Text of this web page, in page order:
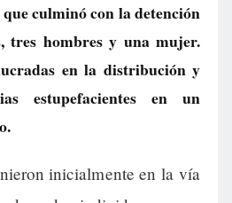
culminó con la detención
tres hombres y una mujer.
en la distribución y
estupefacientes en un
inicialmente en la vía